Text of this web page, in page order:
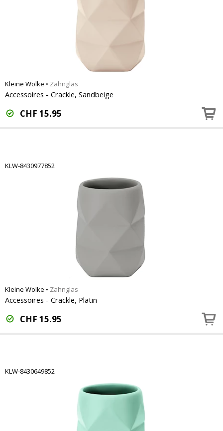
Kleine Wolke • Zahnglas
Accessoires - Crackle, Sandbeige
CHF 15.95
KLW-8430977852
Kleine Wolke • Zahnglas
Accessoires - Crackle, Platin
CHF 15.95
KLW-8430649852